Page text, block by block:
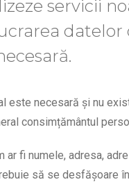
servicii
datelor
este necesară și nu
consimțământul
fi numele, adresa,
să se desfășoare